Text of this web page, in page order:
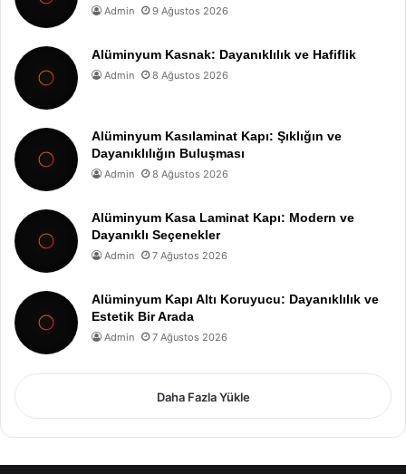
Admin 9 Ağustos 2026
Alüminyum Kasnak: Dayanıklılık ve Hafiflik
Admin 8 Ağustos 2026
Alüminyum Kasılaminat Kapı: Şıklığın ve
Dayanıklılığın Buluşması
Admin 8 Ağustos 2026
Alüminyum Kasa Laminat Kapı: Modern ve
Dayanıklı Seçenekler
Admin 7 Ağustos 2026
Alüminyum Kapı Altı Koruyucu: Dayanıklılık ve
Estetik Bir Arada
Admin 7 Ağustos 2026
Daha Fazla Yükle